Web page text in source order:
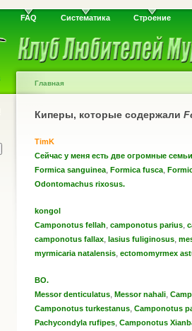
FAQ Систематика Строение
Главная
Киперы, которые содержали
TimK
Сейчас у меня есть две огромные
Formica sanguinea, Formica fusca,
Odontomachus rixosus.
kongol
Camponotus fellah, camponotus parius,
camponotus fallax, lasius fuliginosus,
myrmicaria natalensis, ectomomyrmex
BO.
Messor denticulatus, Messor nahali,
Сamponotus turkestanus, Camponotus
Pachycondyla rufipes, Camponotus